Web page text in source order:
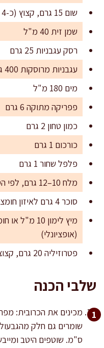
שום 15 גרם, קצוץ (כ-4 שיניים)
שמן זית 40 מ"ל
רסק עגבניות 25 גרם
עגבניות מרוסקות 400 גרם
מים 180 מ"ל
פפריקה מתוקה 6 גרם
כמון טחון 2 גרם
כורכום 1 גרם
פלפל שחור 1 גרם
מלח 10–12 גרם, לפי הטעם
סוכר 4 גרם לאיזון חומציות (אופציונלי)
(אופציונלי)
פטרוזיליה 20 גרם, קצוצה גס להגשה (אופציונלי)
שלבי הכנה
ס"מ. שוטפים היטב